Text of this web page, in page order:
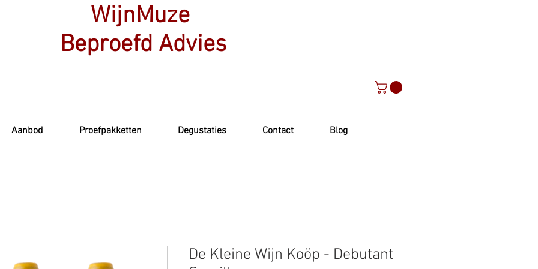
WijnMuze
Beproefd Advies
Aanbod Proefpakketten Degustaties Contact Blog
De Kleine Wijn Koöp - Debutant